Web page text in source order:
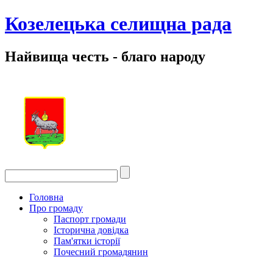
Козелецька селищна рада
Найвища честь - благо народу
Головна
Про громаду
Паспорт громади
Історична довідка
Пам'ятки історії
Почесний громадянин